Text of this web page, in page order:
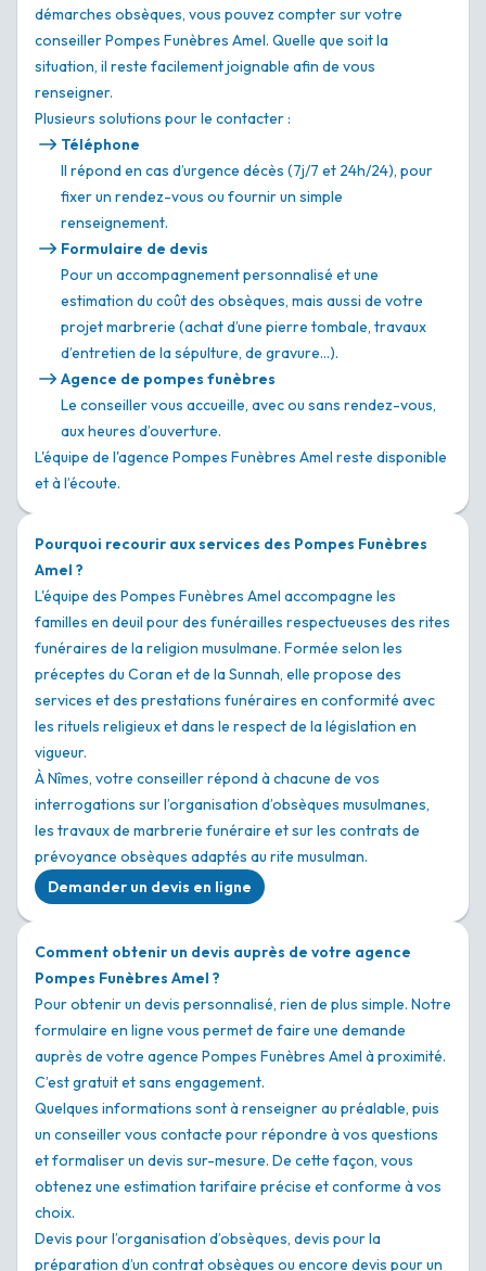
démarches obsèques, vous pouvez compter sur votre
conseiller Pompes Funèbres Amel. Quelle que soit la
situation, il reste facilement joignable afin de vous
renseigner.
Plusieurs solutions pour le contacter :
Téléphone
Il répond en cas d’urgence décès (7j/7 et 24h/24), pour
fixer un rendez-vous ou fournir un simple
renseignement.
Formulaire de devis
Pour un accompagnement personnalisé et une
estimation du coût des obsèques, mais aussi de votre
projet marbrerie (achat d’une pierre tombale, travaux
d’entretien de la sépulture, de gravure…).
Agence de pompes funèbres
Le conseiller vous accueille, avec ou sans rendez-vous,
aux heures d’ouverture.
L'équipe de l'agence Pompes Funèbres Amel reste disponible
et à l’écoute.
Pourquoi recourir aux services des Pompes Funèbres
Amel ?
L'équipe des Pompes Funèbres Amel accompagne les
familles en deuil pour des funérailles respectueuses des rites
funéraires de la religion musulmane. Formée selon les
préceptes du Coran et de la Sunnah, elle propose des
services et des prestations funéraires en conformité avec
les rituels religieux et dans le respect de la législation en
vigueur.
À Nîmes, votre conseiller répond à chacune de vos
interrogations sur l’organisation d’obsèques musulmanes,
les travaux de marbrerie funéraire et sur les contrats de
prévoyance obsèques adaptés au rite musulman.
Demander un devis en ligne
Comment obtenir un devis auprès de votre agence
Pompes Funèbres Amel ?
Pour obtenir un devis personnalisé, rien de plus simple. Notre
formulaire en ligne vous permet de faire une demande
auprès de votre agence Pompes Funèbres Amel à proximité.
C’est gratuit et sans engagement.
Quelques informations sont à renseigner au préalable, puis
un conseiller vous contacte pour répondre à vos questions
et formaliser un devis sur-mesure. De cette façon, vous
obtenez une estimation tarifaire précise et conforme à vos
choix.
Devis pour l’organisation d’obsèques, devis pour la
préparation d’un contrat obsèques ou encore devis pour un